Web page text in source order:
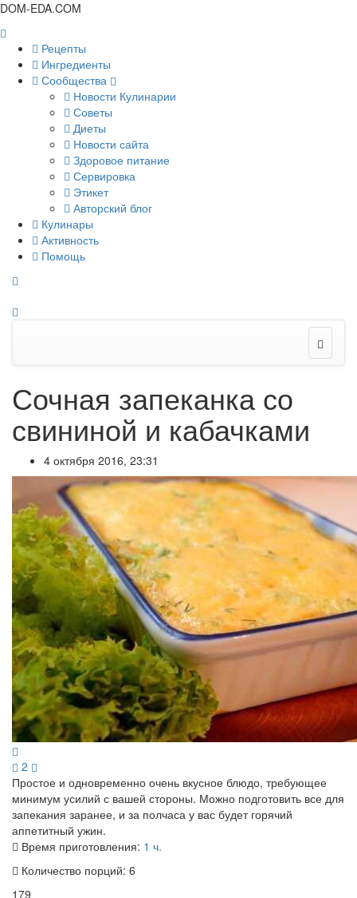
DOM-EDA.COM
Рецепты
Ингредиенты
Сообщества
Новости Кулинарии
Советы
Диеты
Новости сайта
Здоровое питание
Сервировка
Этикет
Авторский блог
Кулинары
Активность
Помощь
Сочная запеканка со
свининой и кабачками
4 октября 2016, 23:31
2
Простое и одновременно очень вкусное блюдо, требующее
минимум усилий с вашей стороны. Можно подготовить все для
запекания заранее, и за полчаса у вас будет горячий
аппетитный ужин.
Время приготовления: 1 ч.
Количество порций: 6
179